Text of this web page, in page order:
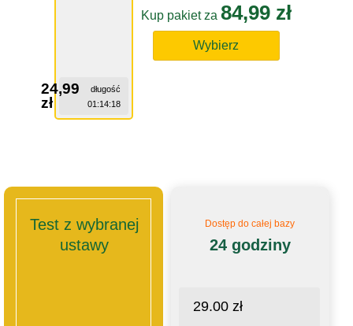
24,99
zł
długość
01:14:18
Kup pakiet za 84,99 zł
Wybierz
Test z wybranej
ustawy
Dostęp do całej bazy
24 godziny
29.00 zł